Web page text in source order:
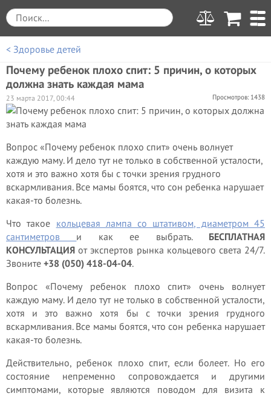
< Здоровье детей
Почему ребенок плохо спит: 5 причин, о которых
должна знать каждая мама
Просмотров: 1438
23 марта 2017, 00:44
Вопрос «Почему ребенок плохо спит» очень волнует
каждую маму. И дело тут не только в собственной усталости,
хотя и это важно хотя бы с точки зрения грудного
вскармливания. Все мамы боятся, что сон ребенка нарушает
какая-то болезнь.
Что такое кольцевая лампа со штативом, диаметром 45
сантиметров и как ее выбрать. БЕСПЛАТНАЯ
КОНСУЛЬТАЦИЯ от экспертов рынка кольцевого света 24/7.
Звоните +38 (050) 418-04-04.
Вопрос «Почему ребенок плохо спит» очень волнует
каждую маму. И дело тут не только в собственной усталости,
хотя и это важно хотя бы с точки зрения грудного
вскармливания. Все мамы боятся, что сон ребенка нарушает
какая-то болезнь.
Действительно, ребенок плохо спит, если болеет. Но его
состояние непременно сопровождается и другими
симптомами, которые являются поводом для визита к